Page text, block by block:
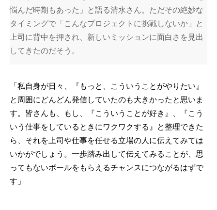
悩んだ時期もあった」と語る清水さん。ただその絶妙な
タイミングで「こんなプロジェクトに挑戦しないか」と
上司に背中を押され、新しいミッションに面白さを見出
してきたのだそう。
「私自身が日々、『もっと、こういうことがやりたい』
と周囲にどんどん発信していたのも大きかったと思いま
す。皆さんも、もし、『こういうことが好き』、『こう
いう仕事をしているときにワクワクする』と整理できた
ら、それを上司や仕事を任せる立場の人に伝えてみては
いかがでしょう。一歩踏み出して伝えてみることが、思
ってもないボールをもらえるチャンスにつながるはずで
す」